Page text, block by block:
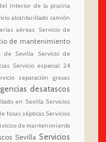
interior de la piscina
alcantarillado camión
aéreas Servicio de
de mantenimiento
de Sevilla
Servicio de
Servicio especial 24
separación grasas
desatascos
en Sevilla Servicios
fosas sépticas Servicios
de mantenimiento
Sevilla Servicios